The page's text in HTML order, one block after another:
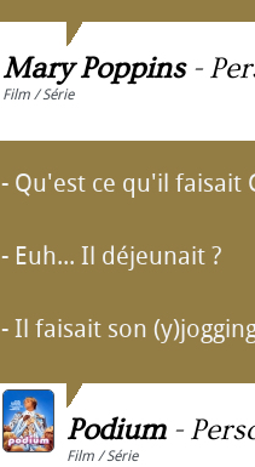
Mary Poppins-
Film / Série
- Qu'est ce qu'il faisait
- Euh... Il déjeunait ?
- Il faisait son
Podium-
Film / Série